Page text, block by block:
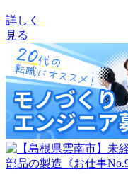
詳しく
見る